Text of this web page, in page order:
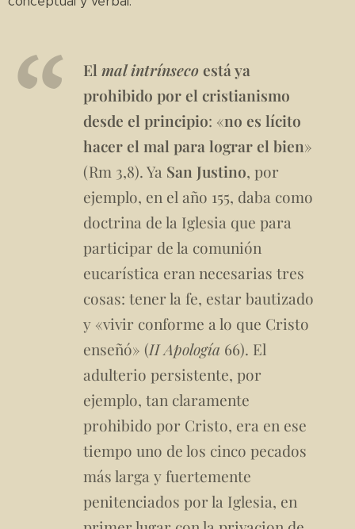
El mal intrínseco está ya
prohibido por el cristianismo
desde el principio: «no es lícito
hacer el mal para lograr el bien»
(Rm 3,8). Ya San Justino, por
ejemplo, en el año 155, daba como
doctrina de la Iglesia que para
participar de la comunión
eucarística eran necesarias tres
cosas: tener la fe, estar bautizado
y «vivir conforme a lo que Cristo
enseñó» (II Apología 66). El
adulterio persistente, por
ejemplo, tan claramente
prohibido por Cristo, era en ese
tiempo uno de los cinco pecados
más larga y fuertemente
penitenciados por la Iglesia, en